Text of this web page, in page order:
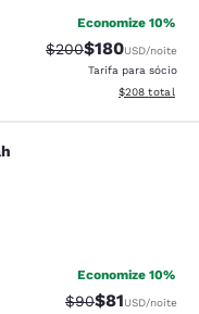
Economize 10%
Tarifa anterior
$200Tarifa com
$180USD/noite
Tarifa para sócio
Exibir
$208 total
Razoável. 140 avaliações
Economize 10%
Tarifa anterior
$90Tarifa com
$81USD/noite